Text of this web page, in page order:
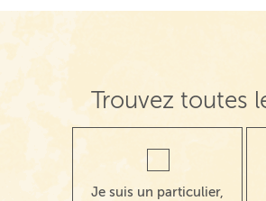
Trouvez toutes
Je suis un particulier,